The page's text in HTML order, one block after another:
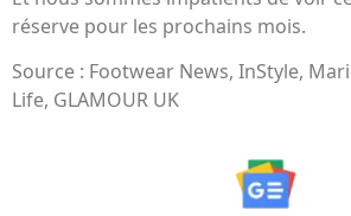
réserve pour les prochains mois.
Source : Footwear News, InStyle,
Life, GLAMOUR UK